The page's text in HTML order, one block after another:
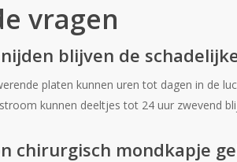
vragen
blijven de
platen kunnen uren tot dagen in de
kunnen deeltjes tot 24 uur zwevend
chirurgisch mondkapje